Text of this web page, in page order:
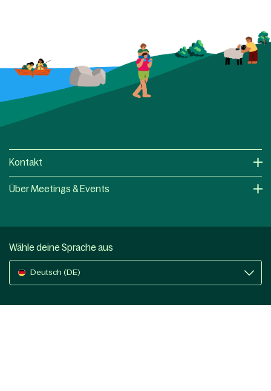
Kontakt
Über Meetings & Events
Wähle deine Sprache aus
Deutsch (DE)